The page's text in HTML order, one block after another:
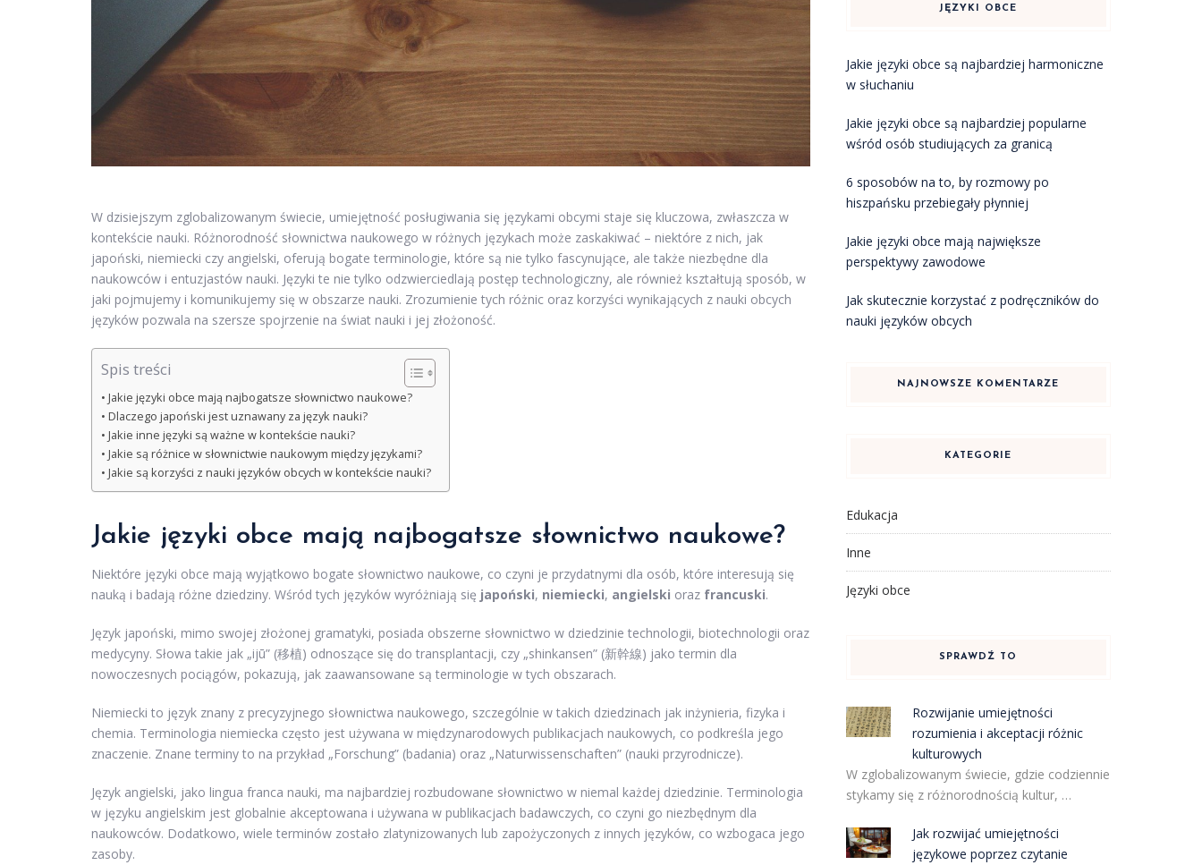
W dzisiejszym zglobalizowanym świecie, umiejętność posługiwania się językami obcymi staje się kluczowa, zwłaszcza w
kontekście nauki. Różnorodność słownictwa naukowego w różnych językach może zaskakiwać – niektóre z nich, jak
japoński, niemiecki czy angielski, oferują bogate terminologie, które są nie tylko fascynujące, ale także niezbędne dla
naukowców i entuzjastów nauki. Języki te nie tylko odzwierciedlają postęp technologiczny, ale również kształtują sposób, w
jaki pojmujemy i komunikujemy się w obszarze nauki. Zrozumienie tych różnic oraz korzyści wynikających z nauki obcych
języków pozwala na szersze spojrzenie na świat nauki i jej złożoność.
Spis treści
Jakie języki obce mają najbogatsze słownictwo naukowe?
Dlaczego japoński jest uznawany za język nauki?
Jakie inne języki są ważne w kontekście nauki?
Jakie są różnice w słownictwie naukowym między językami?
Jakie są korzyści z nauki języków obcych w kontekście nauki?
Jakie języki obce mają najbogatsze słownictwo naukowe?
Niektóre języki obce mają wyjątkowo bogate słownictwo naukowe, co czyni je przydatnymi dla osób, które interesują się
nauką i badają różne dziedziny. Wśród tych języków wyróżniają się japoński, niemiecki, angielski oraz francuski.
Język japoński, mimo swojej złożonej gramatyki, posiada obszerne słownictwo w dziedzinie technologii, biotechnologii oraz
medycyny. Słowa takie jak „ijū” (移植) odnoszące się do transplantacji, czy „shinkansen” (新幹線) jako termin dla
nowoczesnych pociągów, pokazują, jak zaawansowane są terminologie w tych obszarach.
Niemiecki to język znany z precyzyjnego słownictwa naukowego, szczególnie w takich dziedzinach jak inżynieria, fizyka i
chemia. Terminologia niemiecka często jest używana w międzynarodowych publikacjach naukowych, co podkreśla jego
znaczenie. Znane terminy to na przykład „Forschung” (badania) oraz „Naturwissenschaften” (nauki przyrodnicze).
Język angielski, jako lingua franca nauki, ma najbardziej rozbudowane słownictwo w niemal każdej dziedzinie. Terminologia
w języku angielskim jest globalnie akceptowana i używana w publikacjach badawczych, co czyni go niezbędnym dla
naukowców. Dodatkowo, wiele terminów zostało zlatynizowanych lub zapożyczonych z innych języków, co wzbogaca jego
zasoby.
JĘZYKI OBCE
Jakie języki obce są najbardziej harmoniczne
w słuchaniu
Jakie języki obce są najbardziej popularne
wśród osób studiujących za granicą
6 sposobów na to, by rozmowy po
hiszpańsku przebiegały płynniej
Jakie języki obce mają największe
perspektywy zawodowe
Jak skutecznie korzystać z podręczników do
nauki języków obcych
NAJNOWSZE KOMENTARZE
KATEGORIE
Edukacja
Inne
Języki obce
SPRAWDŹ TO
Rozwijanie umiejętności
rozumienia i akceptacji różnic
kulturowych
W zglobalizowanym świecie, gdzie codziennie
stykamy się z różnorodnością kultur, …
Jak rozwijać umiejętności
językowe poprzez czytanie